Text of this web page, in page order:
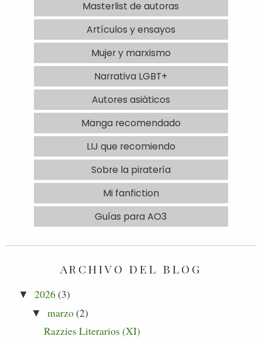
Masterlist de autoras
Artículos y ensayos
Mujer y marxismo
Narrativa LGBT+
Autores asiáticos
Manga recomendado
LIJ que recomiendo
Sobre la piratería
Mi fanfiction
Guías para AO3
ARCHIVO DEL BLOG
▼ 2026(3)
▼ marzo(2)
Razzies Literarios (XI)